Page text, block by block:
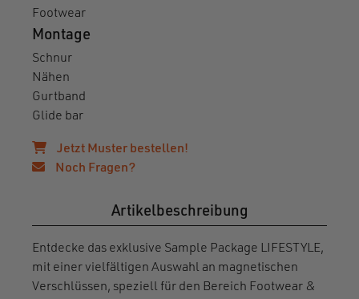
Footwear
Montage
Schnur
Nähen
Gurtband
Glide bar
Jetzt Muster bestellen!
Noch Fragen?
Artikelbeschreibung
Entdecke das exklusive Sample Package LIFESTYLE,
mit einer vielfältigen Auswahl an magnetischen
Verschlüssen, speziell für den Bereich Footwear &